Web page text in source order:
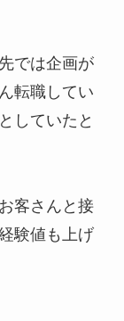
では企画が
転職してい
していたと
客さんと接
験値も上げ